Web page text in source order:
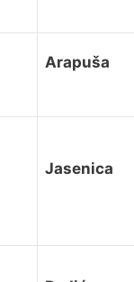
Arapuša
Jasenica